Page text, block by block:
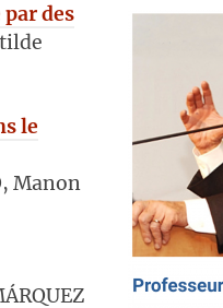
des
le
Manon